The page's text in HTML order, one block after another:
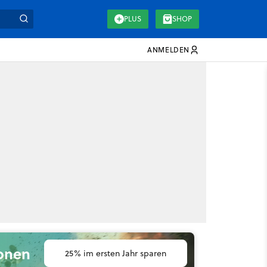
PLUS SHOP
ANMELDEN
25% im ersten Jahr sparen